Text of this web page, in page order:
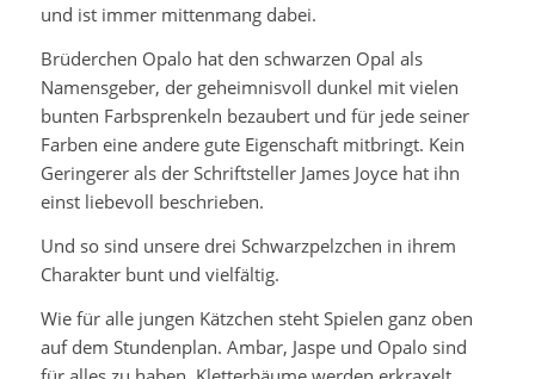
und ist immer mittenmang dabei.
Brüderchen Opalo hat den schwarzen Opal als
Namensgeber, der geheimnisvoll dunkel mit vielen
bunten Farbsprenkeln bezaubert und für jede seiner
Farben eine andere gute Eigenschaft mitbringt. Kein
Geringerer als der Schriftsteller James Joyce hat ihn
einst liebevoll beschrieben.
Und so sind unsere drei Schwarzpelzchen in ihrem
Charakter bunt und vielfältig.
Wie für alle jungen Kätzchen steht Spielen ganz oben
auf dem Stundenplan. Ambar, Jaspe und Opalo sind